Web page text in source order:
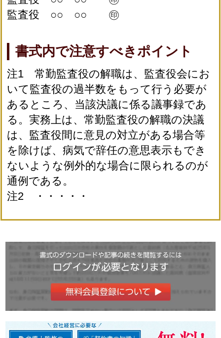
監査役 ○○ ○○ ㊞
書式内で注意すべきポイント
注1 常勤監査役の解職は、監査役会にお
いて監査役の過半数をもって行う必要が
あるところ、当該決議に係る議事録であ
る。実務上は、常勤監査役の解職の決議
は、監査役間に意見の対立がある場合等
を除けば、病気で辞任の意思表示もでき
ないような例外的な場合に限られるのが
通例である。
注2 ・・・・・